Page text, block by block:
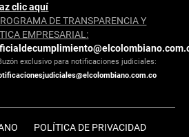
clic aquí
DE TRANSPARENCIA Y
EMPRESARIAL:
exclusivo para notificaciones judiciales:
POLÍTICA DE PRIVACIDAD